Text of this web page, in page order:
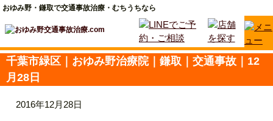
おゆみ野・鎌取で交通事故治療・むちうちなら
千葉市緑区｜おゆみ野治療院｜鎌取｜交通事故｜12
月28日
2016年12月28日